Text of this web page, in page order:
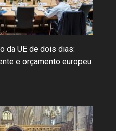
da UE de dois dias:
e orçamento europeu